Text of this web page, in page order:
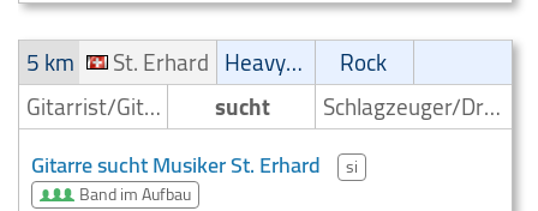
5 km
St. Erhard Heavy-Metal
Rock
Gitarrist/Gitarrenspieler
sucht Schlagzeuger/Drummer
Gitarre sucht Musiker St. Erhard
si
Band im Aufbau